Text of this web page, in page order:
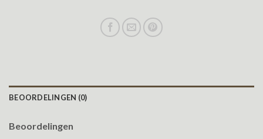
BEOORDELINGEN (0)
Beoordelingen